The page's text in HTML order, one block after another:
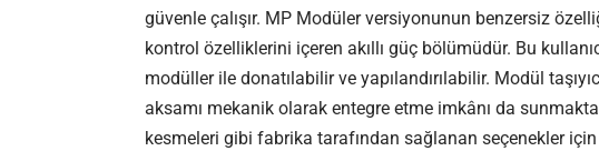
güvenle çalışır. MP Modüler versiyonunun benzersiz
kontrol özelliklerini içeren akıllı güç bölümüdür. Bu
modüller ile donatılabilir ve yapılandırılabilir. Modül
aksamı mekanik olarak entegre etme imkânı da
kesmeleri gibi fabrika tarafından sağlanan seçenekler